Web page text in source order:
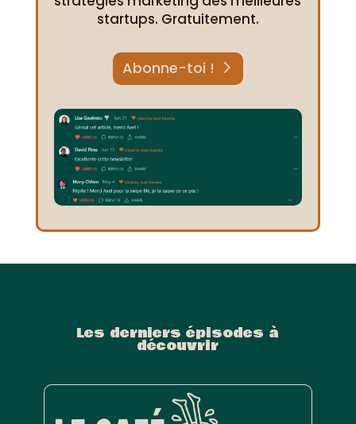
startups. Gratuitement.
Abonne-toi !
Les derniers épisodes à
découvrir